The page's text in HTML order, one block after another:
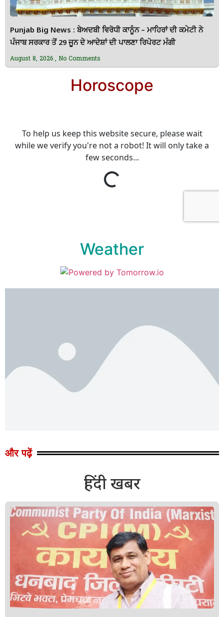
Punjab Big News : ਬੇਅਦਬੀ ਵਿਰੋਧੀ ਕਾਨੂੰਨ – ਮਾਹਿਰਾਂ ਦੀ ਕਮੇਟੀ ਨੇ
ਪੰਜਾਬ ਸਰਕਾਰ ਤੋਂ 29 ਜੂਨ ਦੇ ਆਦੇਸ਼ਾਂ ਦੀ ਪਾਲਣਾ ਰਿਪੋਰਟ ਮੰਗੀ
August 8, 2026 No Comments
Horoscope
Weather
और पढ़ें
हिंदी खबर